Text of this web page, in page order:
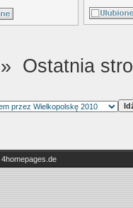
» Ostatnia
4homepages.de